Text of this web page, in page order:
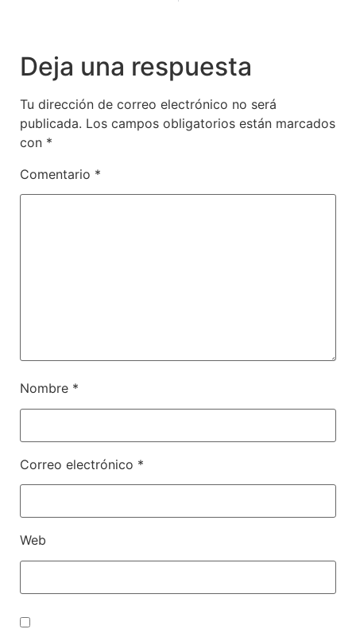
Deja una respuesta
Tu dirección de correo electrónico no será
publicada. Los campos obligatorios están marcados
con *
Comentario *
Nombre *
Correo electrónico *
Web